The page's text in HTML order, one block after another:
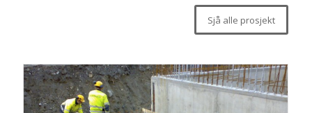
Sjå alle prosjekt